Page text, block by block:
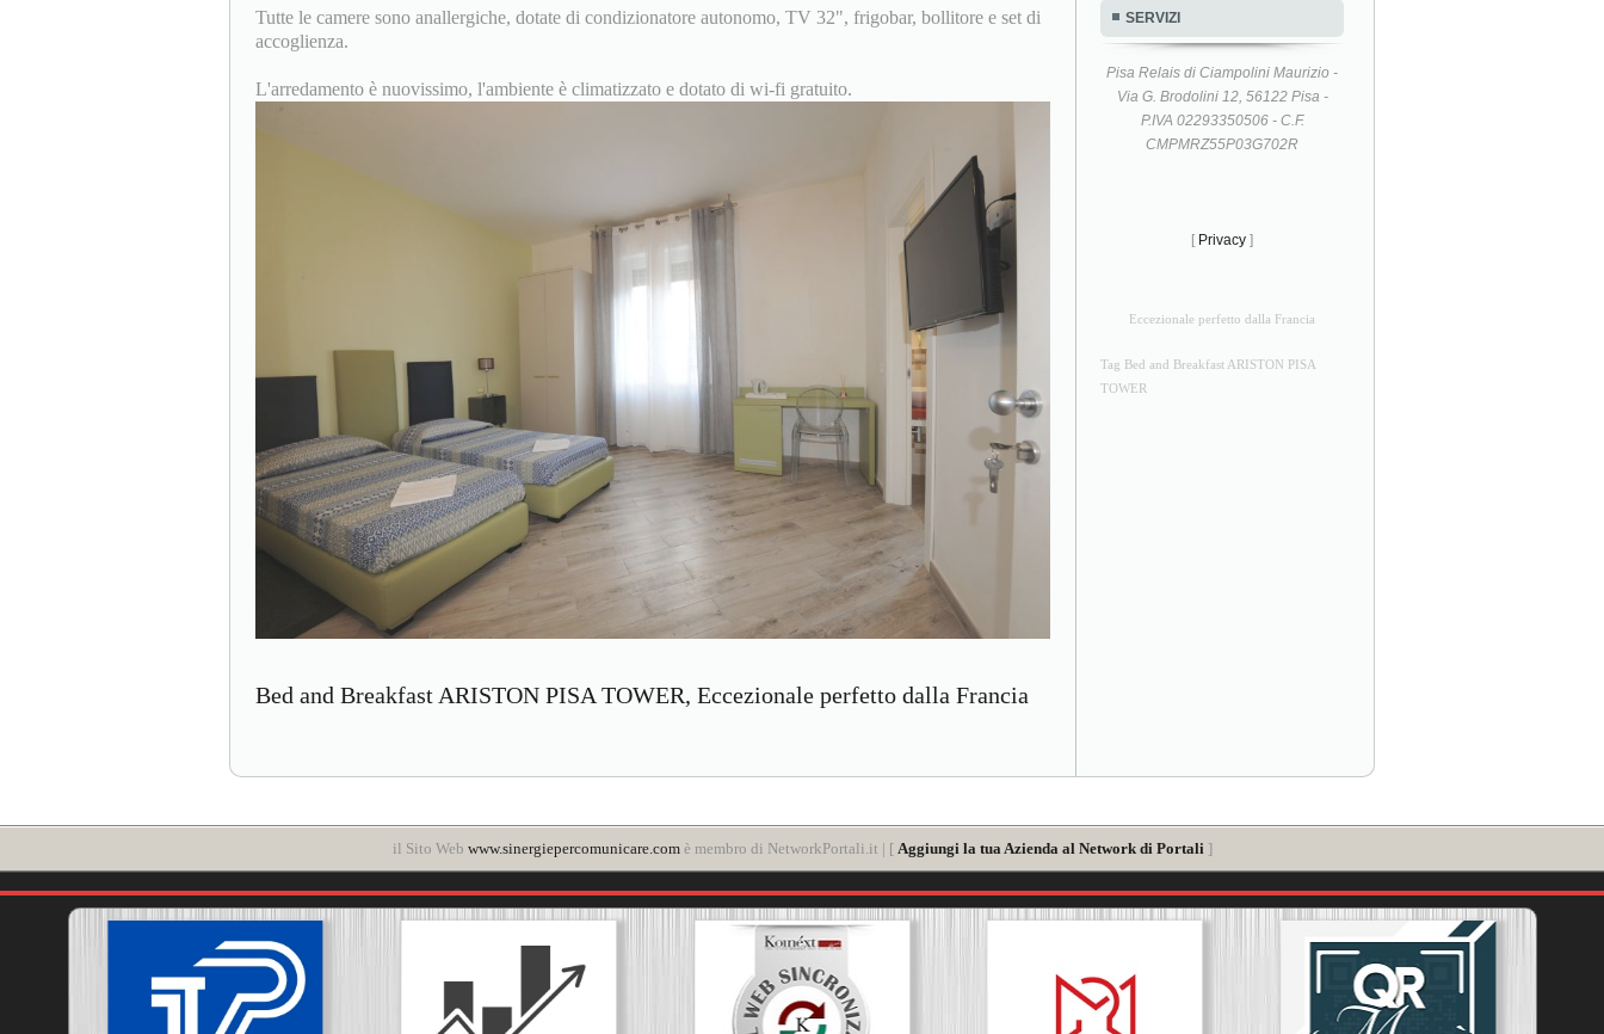
Tutte le camere sono anallergiche, dotate di condizionatore autonomo, TV 32", frigobar, bollitore e set di
accoglienza.
L'arredamento è nuovissimo, l'ambiente è climatizzato e dotato di wi-fi gratuito.
Bed and Breakfast ARISTON PISA TOWER, Eccezionale perfetto dalla Francia
SERVIZI
Pisa Relais di Ciampolini Maurizio -
Via G. Brodolini 12, 56122 Pisa -
P.IVA 02293350506 - C.F.
CMPMRZ55P03G702R
[ Privacy ]
Eccezionale perfetto dalla Francia
Tag Bed and Breakfast ARISTON PISA
TOWER
il Sito Web www.sinergiepercomunicare.comè membro di NetworkPortali.it | [ Aggiungi la tua Azienda al Network di Portali ]